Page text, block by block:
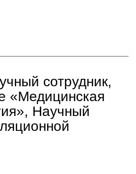
сотрудник,
«Медицинская
Научный